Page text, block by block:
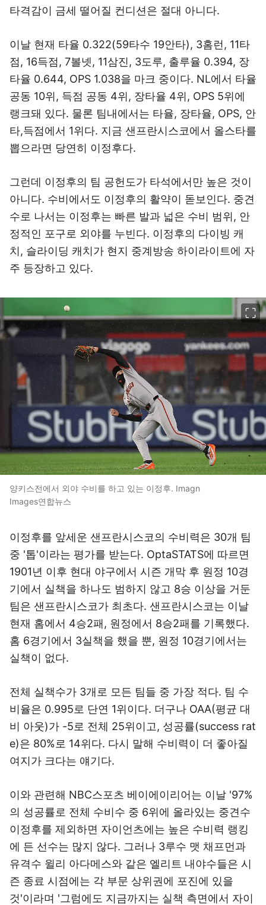
타격감이 금세 떨어질 컨디션은 절대 아니다.
이날 현재 타율 0.322(59타수 19안타), 3홈런, 11타
점, 16득점, 7볼넷, 11삼진, 3도루, 출루율 0.394, 장
타율 0.644, OPS 1.038을 마크 중이다. NL에서 타율
공동 10위, 득점 공동 4위, 장타율 4위, OPS 5위에
랭크돼 있다. 물론 팀내에서는 타율, 장타율, OPS, 안
타,득점에서 1위다. 지금 샌프란시스코에서 올스타를
뽑으라면 당연히 이정후다.
그런데 이정후의 팀 공헌도가 타석에서만 높은 것이
아니다. 수비에서도 이정후의 활약이 돋보인다. 중견
수로 나서는 이정후는 빠른 발과 넓은 수비 범위, 안
정적인 포구로 외야를 누빈다. 이정후의 다이빙 캐
치, 슬라이딩 캐치가 현지 중계방송 하이라이트에 자
주 등장하고 있다.
양키스전에서 외야 수비를 하고 있는 이정후. Imagn
Images연합뉴스
이정후를 앞세운 샌프란시스코의 수비력은 30개 팀
중 '톱'이라는 평가를 받는다. OptaSTATS에 따르면
1901년 이후 현대 야구에서 시즌 개막 후 원정 10경
기에서 실책을 하나도 범하지 않고 8승 이상을 거둔
팀은 샌프란시스코가 최초다. 샌프란시스코는 이날
현재 홈에서 4승2패, 원정에서 8승2패를 기록했다.
홈 6경기에서 3실책을 했을 뿐, 원정 10경기에서는
실책이 없다.
전체 실책수가 3개로 모든 팀들 중 가장 적다. 팀 수
비율은 0.995로 단연 1위이다. 더구나 OAA(평균 대
비 아웃)가 -5로 전체 25위이고, 성공률(success rat
e)은 80%로 14위다. 다시 말해 수비력이 더 좋아질
여지가 크다는 얘기다.
이와 관련해 NBC스포츠 베이에이리어는 이날 '97%
의 성공률로 전체 수비수 중 6위에 올라있는 중견수
이정후를 제외하면 자이언츠에는 높은 수비력 랭킹
에 든 선수는 많지 않다. 그러나 3루수 맷 채프먼과
유격수 윌리 아다메스와 같은 엘리트 내야수들은 시
즌 종료 시점에는 각 부문 상위권에 포진에 있을
것'이라며 '그럼에도 지금까지는 실책 측면에서 자이